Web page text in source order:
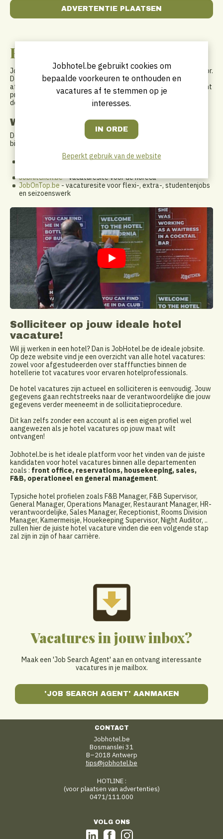
ADVERTENTIE PLAATSEN
Hotel vacatures op jouw maat!
Jobhotel.be is een interactieve vacaturesite, voor de hotelsector.
De communicatie van deze jobboard is gericht aan
afgestudeerden, young potentials, operationele en management
profielen binnen de Belgische en internationale hotellerie. Op
deze jobsite zal iedereen de juiste hotel vacature vinden!
Wie zijn wij ?
De bedenkers van Jobhotel.be zijn specialisten in de sector en
bieden meerdere diensten aan:
Quality Seekers- werving en selectie binnen de hotel-,
JobKitchen.be- vacaturesite voor de horeca
JobOnTop.be - vacaturesite voor flexi-, extra-, studentenjobs
en seizoenswerk
Solliciteer op jouw ideale hotel
vacature!
Wil jij werken in een hotel? Dan is JobHotel.be de ideale jobsite.
Op deze website vind je een overzicht van alle hotel vacatures:
zowel voor afgestudeerden over stafffuncties binnen de
hotellerie tot vacatures voor ervaren hotelprofessionals.
De hotel vacatures zijn actueel en solliciteren is eenvoudig. Jouw
gegevens gaan rechtstreeks naar de verantwoordelijke die jouw
gegevens verder meeneemt in de sollicitatieprocedure.
Dit kan zelfs zonder een account al is een eigen profiel wel
aangewezen als je hotel vacatures op jouw maat wilt
ontvangen!
Jobhotel.be is het ideale platform voor het vinden van de juiste
kandidaten voor hotel vacatures binnen alle departementen
zoals : front office, reservations, housekeeping, sales,
F&B, operationeel en general management.
Typsiche hotel profielen zoals F&B Manager, F&B Supervisor,
General Manager, Operations Manager, Restaurant Manager, HR-
verantwoordelijke, Sales Manager, Receptionist, Rooms Division
Manager, Kamermeisje, Houekeeping Supervisor, Night Auditor, ..
zullen hier de juiste hotel vacature vinden die een volgende stap
zal zijn in zijn of haar carrière.
Vacatures in jouw inbox?
Maak een 'Job Search Agent' aan en ontvang interessante
vacatures in je mailbox.
'JOB SEARCH AGENT' AANMAKEN
CONTACT
Jobhotel.be
Bosmanslei 31
B–2018 Antwerp
tips@jobhotel.be
HOTLINE :
(voor plaatsen van advertenties)
0471/111.000
VOLG ONS
Jobhotel.be gebruikt cookies om
bepaalde voorkeuren te onthouden en
vacatures af te stemmen op je
interesses.
Beperkt gebruik van de website